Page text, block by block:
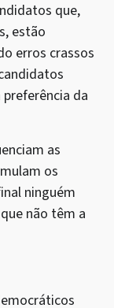
que,
estão
erros crassos
da
as
os
ninguém
não têm a